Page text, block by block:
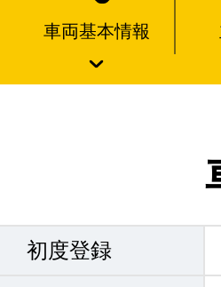
車両基本情報
初度登録